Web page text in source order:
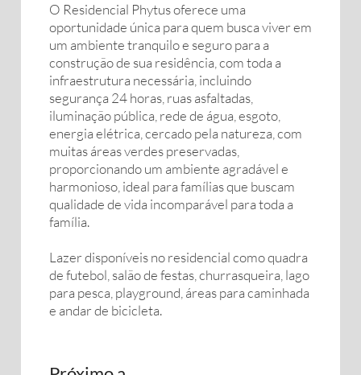
O Residencial Phytus oferece uma
oportunidade única para quem busca viver em
um ambiente tranquilo e seguro para a
construção de sua residência, com toda a
infraestrutura necessária, incluindo
segurança 24 horas, ruas asfaltadas,
iluminação pública, rede de água, esgoto,
energia elétrica, cercado pela natureza, com
muitas áreas verdes preservadas,
proporcionando um ambiente agradável e
harmonioso, ideal para famílias que buscam
qualidade de vida incomparável para toda a
família.
Lazer disponíveis no residencial como quadra
de futebol, salão de festas, churrasqueira, lago
para pesca, playground, áreas para caminhada
e andar de bicicleta.